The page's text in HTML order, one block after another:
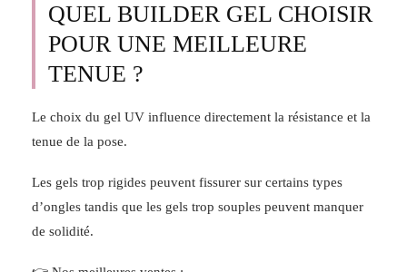
QUEL BUILDER GEL CHOISIR
POUR UNE MEILLEURE
TENUE ?
Le choix du gel UV influence directement la résistance et la
tenue de la pose.
Les gels trop rigides peuvent fissurer sur certains types
d’ongles tandis que les gels trop souples peuvent manquer
de solidité.